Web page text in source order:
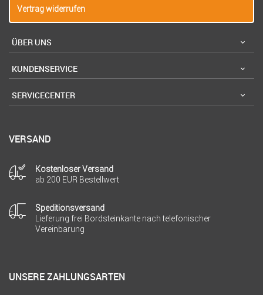
Vertrag widerrufen
ÜBER UNS
KUNDENSERVICE
SERVICECENTER
VERSAND
Kostenloser Versand
ab 200 EUR Bestellwert
Speditionsversand
Lieferung frei Bordsteinkante nach telefonischer
Vereinbarung
UNSERE ZAHLUNGSARTEN